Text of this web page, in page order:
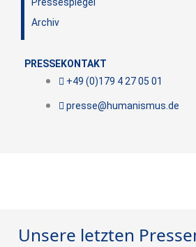
Archiv
PRESSEKONTAKT
+49 (0)179 4 27 05 01
presse@humanismus.de
Unsere letzten